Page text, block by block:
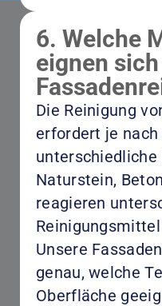
6. Welche
eignen
Die Reinigung
erfordert je
unterschiedliche
Naturstein,
reagieren
Unsere
genau, welche
Oberfläche